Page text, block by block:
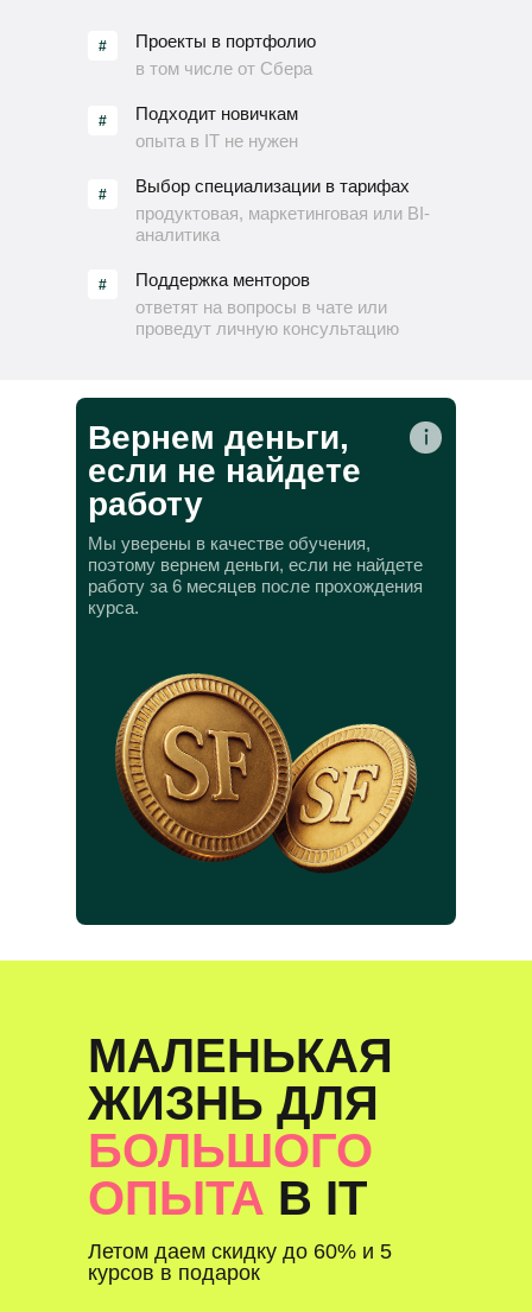
# Проекты в портфолио
# Подходит новичкам
# Выбор специализации в тарифах
# Поддержка менторов
в том числе от Сбера
опыта в IT не нужен
продуктовая, маркетинговая или BI-
аналитика
ответят на вопросы в чате или
проведут личную консультацию
Вернем деньги,
если не найдете
работу
Мы уверены в качестве обучения,
поэтому вернем деньги, если не найдете
работу за 6 месяцев после прохождения
курса.
Летом даем скидку до 60% и 5
курсов в подарок
МАЛЕНЬКАЯ
ЖИЗНЬ ДЛЯ
БОЛЬШОГО
ОПЫТА В IT